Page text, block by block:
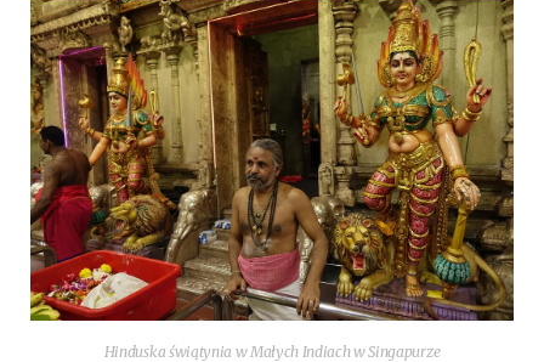
Hin­du­ska świątynia w Małych Indiach w Singapurze